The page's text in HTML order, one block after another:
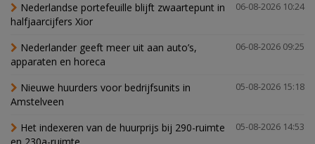
06-08-2026 10:24
Nederlandse portefeuille blijft zwaartepunt in
halfjaarcijfers Xior
06-08-2026 09:25
Nederlander geeft meer uit aan auto’s,
apparaten en horeca
05-08-2026 15:18
Nieuwe huurders voor bedrijfsunits in
Amstelveen
05-08-2026 14:53
Het indexeren van de huurprijs bij 290-ruimte